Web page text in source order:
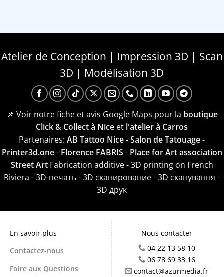
Atelier de Conception | Impression 3D | Scan
3D | Modélisation 3D
📌 Voir notre fiche et avis Google Maps pour la boutique
Click & Collect à Nice et l'atelier à Carros
Partenaires: AB Tattoo Nice - Salon de Tatouage-
Printer3d.one- Florence FABRIS - Place for Art association
Street ArtFabrication additive - 3D printing on French
Riviera - 3D-печать - 3D сканирование - 3D сканування -
3D друк
En savoir plus
Contactez-nous
Foire aux Questions
Nous contacter
04 22 13 58 10
06 78 69 33 16
contact@azurmedia.fr